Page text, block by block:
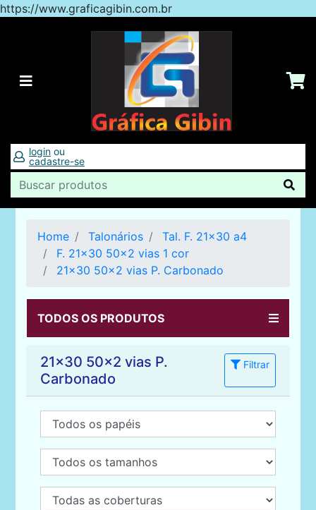
https://www.graficagibin.com.br
login ou
cadastre-se
Home Talonários
Tal. F. 21x30 a4
F. 21x30 50x2 vias 1 cor
21x30 50x2 vias P. Carbonado
TODOS OS PRODUTOS
21x30 50x2 vias P.
Carbonado
Filtrar